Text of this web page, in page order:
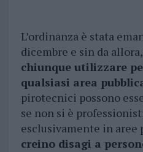
L’ordinanza è stata
dicembre e sin da
chiunque utilizzare
qualsiasi area
pirotecnici possono
se non si è
esclusivamente in aree
creino disagi a